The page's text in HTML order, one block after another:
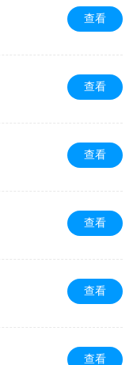
查看
查看
查看
查看
查看
查看